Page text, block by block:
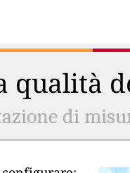
qualità
di